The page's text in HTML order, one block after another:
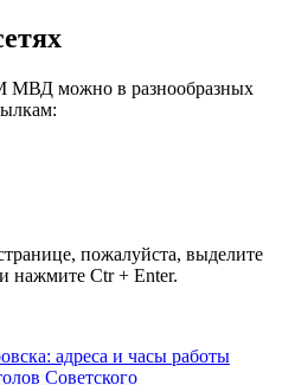
МВД можно в разнообразных
пожалуйста, выделите
нажмите Ctr + Enter.
адреса и часы работы
Советского